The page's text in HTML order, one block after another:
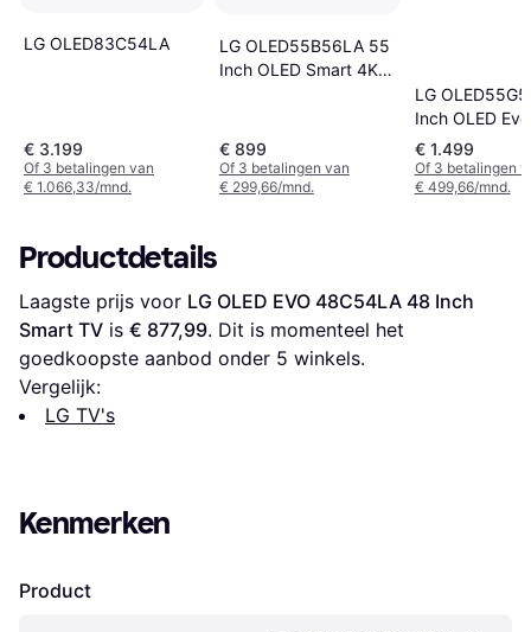
LG OLED83C54LA
€ 3.199
Of 3 betalingen van
€ 1.066,33/mnd.
LG OLED55B56LA 55
Inch OLED Smart 4K
€ 899
Of 3 betalingen van
€ 299,66/mnd.
LG
Inch OLED
TV
€ 1.499
Of 3 betalingen
€ 499,66/mnd.
Productdetails
Laagste prijs voor LG OLED EVO 48C54LA 48 Inch
Smart TV is € 877,99. Dit is momenteel het
goedkoopste aanbod onder 5 winkels.
Vergelijk:
LG TV's
Kenmerken
Product